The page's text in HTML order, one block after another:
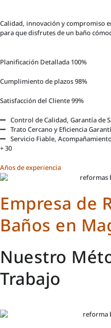
Calidad, innovación y compromiso
para que disfrutes de un baño
Planificación Detallada 100%
Cumplimiento de plazos98%
Satisfacción del Cliente99%
Control de Calidad, Garantía de
Trato Cercano y Eficiencia
Servicio Fiable,
+30
Años de experiencia
Empresa de
Baños en
Nuestro
Trabajo